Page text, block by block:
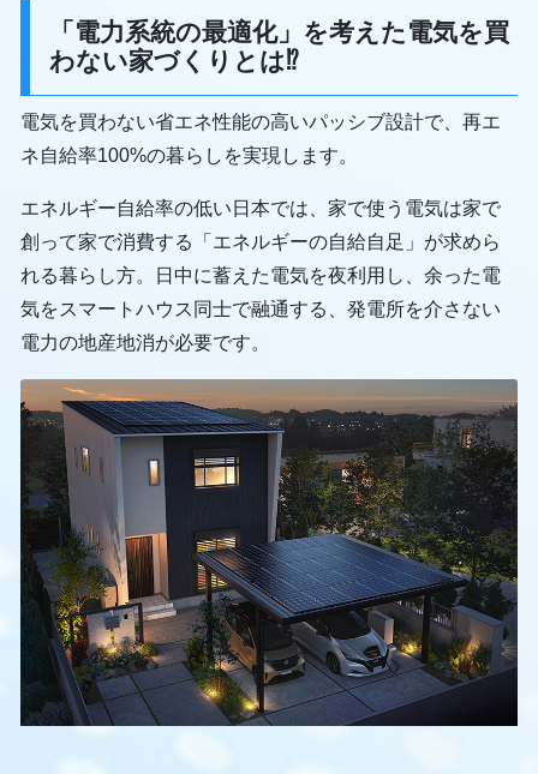
「電力系統の最適化」を考えた電気を買
わない家づくりとは⁉
電気を買わない省エネ性能の高いパッシブ設計で、再エ
ネ自給率100%の暮らしを実現します。
エネルギー自給率の低い日本では、家で使う電気は家で
創って家で消費する「エネルギーの自給自足」が求めら
れる暮らし方。日中に蓄えた電気を夜利用し、余った電
気をスマートハウス同士で融通する、発電所を介さない
電力の地産地消が必要です。